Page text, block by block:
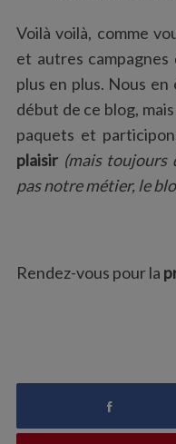
Voilà voilà, comme
et autres
plus en plus. Nous
début de ce blog,
paquets et
plaisir (mais toujours
pas notre métier, le
Rendez-vous pour la
S